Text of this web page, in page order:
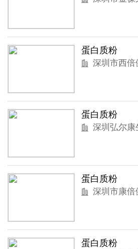
蛋白质粉
深圳市西倍
蛋白质粉
深圳弘尔康
蛋白质粉
深圳市康倍
蛋白质粉